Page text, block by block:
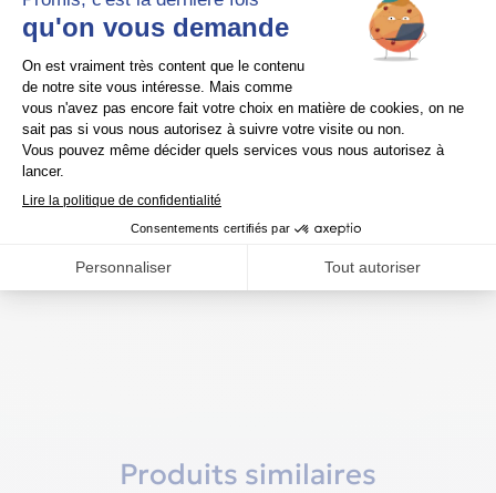
Compatibilité
Tailles et ajustement
Confort & étanchéité
Matériaux
Technologies
Entretien & remplacement
Produits similaires